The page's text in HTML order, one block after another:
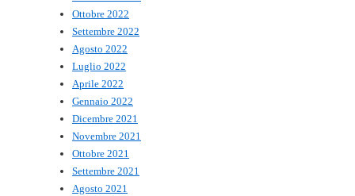
Ottobre 2022
Settembre 2022
Agosto 2022
Luglio 2022
Aprile 2022
Gennaio 2022
Dicembre 2021
Novembre 2021
Ottobre 2021
Settembre 2021
Agosto 2021